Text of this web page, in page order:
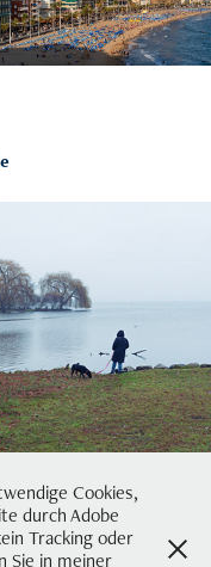
Cookies,
durch Adobe
Tracking oder
Sie in meiner